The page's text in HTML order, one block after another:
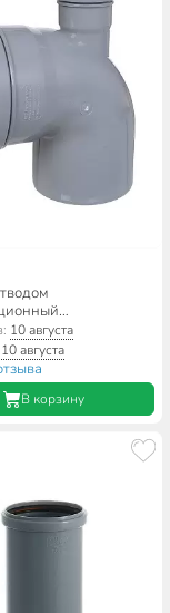
110х50 мм, 90 °,
вверх,
36651
10 августа
10 августа
В корзину